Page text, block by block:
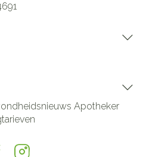
Apotheker